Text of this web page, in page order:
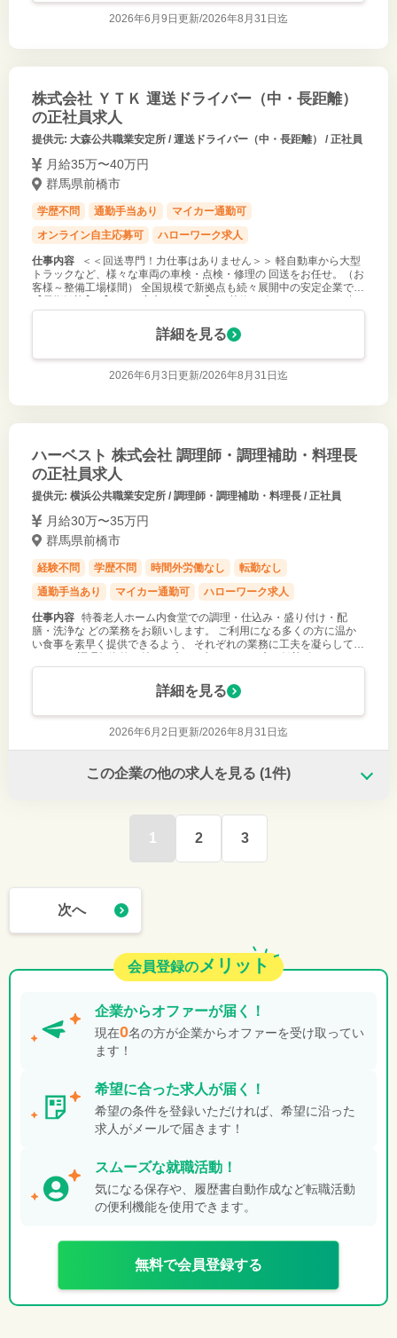
2026年6月9日更新/2026年8月31日迄
株式会社 ＹＴＫ 運送ドライバー（中・長距離）
の正社員求人
提供元: 大森公共職業安定所 / 運送ドライバー（中・長距離） / 正社員
月給35万〜40万円
群馬県前橋市
学歴不問 通勤手当あり
マイカー通勤可
オンライン自主応募可
ハローワーク求人
仕事内容
＜＜回送専門！力仕事はありません＞＞ 軽自動車から大型
トラックなど、様々な車両の車検・点検・修理の 回送をお任せ。（お
客様～整備工場様間） 全国規模で新拠点も続々展開中の安定企業です
仕事なし！ ・
詳細を見る
2026年6月3日更新/2026年8月31日迄
ハーベスト 株式会社 調理師・調理補助・料理長
の正社員求人
提供元: 横浜公共職業安定所 / 調理師・調理補助・料理長 / 正社員
月給30万〜35万円
群馬県前橋市
経験不問 学歴不問 時間外労働なし
転勤なし
通勤手当あり
マイカー通勤可 ハローワーク求人
仕事内容 特養老人ホーム内食堂での調理・仕込み・盛り付け・配
膳・洗浄な どの業務をお願いします。 ご利用になる多くの方に温か
い食事を素早く提供できるよう、 それぞれの業務に工夫を凝らしてい
（請負業務） （業
詳細を見る
2026年6月2日更新/2026年8月31日迄
この企業の他の求人を見る (1件)
1 2 3
次へ
会員登録のメリット
企業からオファーが届く！
現在0名の方が企業からオファーを受け取ってい
ます！
希望に合った求人が届く！
希望の条件を登録いただければ、希望に沿った
求人がメールで届きます！
スムーズな就職活動！
気になる保存や、履歴書自動作成など転職活動
の便利機能を使用できます。
無料で会員登録する